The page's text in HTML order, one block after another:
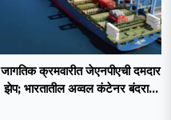
जागतिक क्रमवारीत जेएनपीएची दमदार
झेप; भारतातील अव्वल कंटेनर बंदराचा